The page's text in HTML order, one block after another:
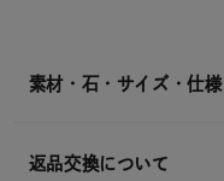
素材・石・サイズ・仕様
返品交換について